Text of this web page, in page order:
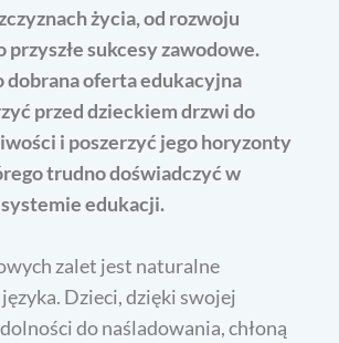
życia, od rozwoju
przyszłe sukcesy zawodowe.
dobrana oferta edukacyjna
przed dzieckiem drzwi do
i poszerzyć jego horyzonty
trudno doświadczyć w
edukacji.
zalet jest naturalne
Dzieci, dzięki swojej
do naśladowania, chłoną